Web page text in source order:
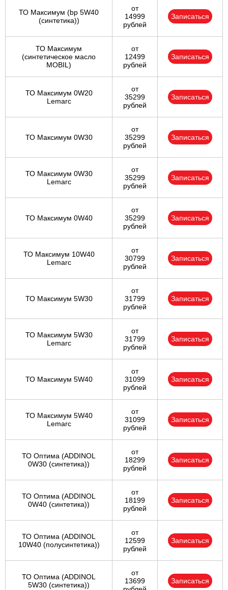
ТО Максимум (bp 5W40
(синтетика))
от
14999
рублей
Записаться
ТО Максимум
(cинтетическое масло
MOBIL)
от
12499
рублей
Записаться
ТО Максимум 0W20
Lemarc
от
35299
рублей
Записаться
ТО Максимум 0W30
от
35299
рублей
Записаться
ТО Максимум 0W30
Lemarc
от
35299
рублей
Записаться
ТО Максимум 0W40
от
35299
рублей
Записаться
ТО Максимум 10W40
Lemarc
от
30799
рублей
Записаться
ТО Максимум 5W30
от
31799
рублей
Записаться
ТО Максимум 5W30
Lemarc
от
31799
рублей
Записаться
ТО Максимум 5W40
от
31099
рублей
Записаться
ТО Максимум 5W40
Lemarc
от
31099
рублей
Записаться
ТО Оптима (ADDINOL
0W30 (синтетика))
от
18299
рублей
Записаться
ТО Оптима (ADDINOL
0W40 (синтетика))
от
18199
рублей
Записаться
ТО Оптима (ADDINOL
10W40 (полусинтетика))
от
12599
рублей
Записаться
ТО Оптима (ADDINOL
5W30 (синтетика))
от
13699
Записаться